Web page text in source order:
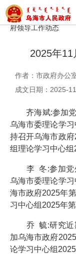
首页 >政务公开>
府领导工作动态
2025年
作者：市政府办公
成文日期：2025-
齐海斌:参加党
乌海市委理论学
持召开乌海市政
组理论学习中心组
李 冬:参加党外
乌海市委理论学
海市政府2025年
习中心组2025年
乔 毓:研究近期
加乌海市政府
论学习中心组